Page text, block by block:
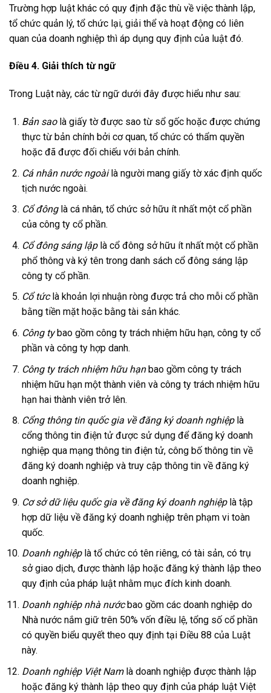
Trường hợp luật khác có quy định đặc thù về việc thành lập,
tổ chức quản lý, tổ chức lại, giải thể và hoạt động có liên
quan của doanh nghiệp thì áp dụng quy định của luật đó.
Điều 4. Giải thích từ ngữ
Trong Luật này, các từ ngữ dưới đây được hiểu như sau:
Bản saolà giấy tờ được sao từ sổ gốc hoặc được chứng
thực từ bản chính bởi cơ quan, tổ chức có thẩm quyền
hoặc đã được đối chiếu với bản chính.
Cá nhân nước ngoàilà người mang giấy tờ xác định quốc
tịch nước ngoài.
Cổ đônglà cá nhân, tổ chức sở hữu ít nhất một cổ phần
của công ty cổ phần.
Cổ đông sáng lậplà cổ đông sở hữu ít nhất một cổ phần
phổ thông và ký tên trong danh sách cổ đông sáng lập
công ty cổ phần.
Cổ tứclà khoản lợi nhuận ròng được trả cho mỗi cổ phần
bằng tiền mặt hoặc bằng tài sản khác.
Công tybao gồm công ty trách nhiệm hữu hạn, công ty cổ
phần và công ty hợp danh.
Công ty trách nhiệm hữu hạnbao gồm công ty trách
nhiệm hữu hạn một thành viên và công ty trách nhiệm hữu
hạn hai thành viên trở lên.
Cổng thông tin quốc gia về đăng ký doanh nghiệplà
cổng thông tin điện tử được sử dụng để đăng ký doanh
nghiệp qua mạng thông tin điện tử, công bố thông tin về
đăng ký doanh nghiệp và truy cập thông tin về đăng ký
doanh nghiệp.
Cơ sở dữ liệu quốc gia về đăng ký doanh nghiệplà tập
hợp dữ liệu về đăng ký doanh nghiệp trên phạm vi toàn
quốc.
Doanh nghiệplà tổ chức có tên riêng, có tài sản, có trụ
sở giao dịch, được thành lập hoặc đăng ký thành lập theo
quy định của pháp luật nhằm mục đích kinh doanh.
Doanh nghiệp nhà nướcbao gồm các doanh nghiệp do
Nhà nước nắm giữ trên 50% vốn điều lệ, tổng số cổ phần
có quyền biểu quyết theo quy định tại Điều 88 của Luật
này.
Doanh nghiệp Việt Nam là doanh nghiệp được thành lập
hoặc đăng ký thành lập theo quy định của pháp luật Việt